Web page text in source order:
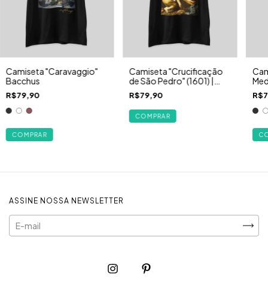
Camiseta "Caravaggio"
Bacchus
R$79,90
COMPRAR
Camiseta "Crucificação
de São Pedro" (1601) |
Caravaggio
R$79,90
COMPRAR
ASSINE NOSSA NEWSLETTER